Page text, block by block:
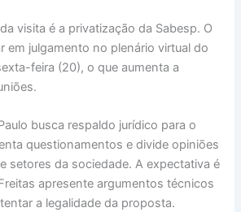
visita é a privatização da Sabesp. O
em julgamento no plenário virtual do
feira (20), o que aumenta a
busca respaldo jurídico para o
questionamentos e divide opiniões
setores da sociedade. A expectativa é
apresente argumentos técnicos
a legalidade da proposta.